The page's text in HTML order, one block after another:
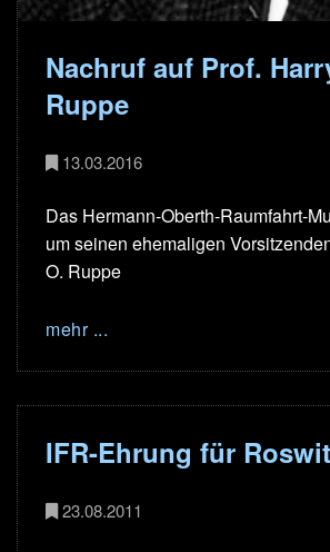
Nachruf auf Prof.
Ruppe
13.03.2016
Das Hermann-Oberth-Raumfahrt-
um seinen ehemaligen
O. Ruppe
mehr ...
IFR-Ehrung für
23.08.2011